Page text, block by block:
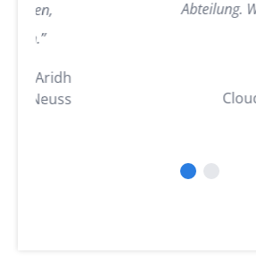
„Ich war erstaunt, dass nach
schon alles lief, das war
bedeutet eine erhebliche